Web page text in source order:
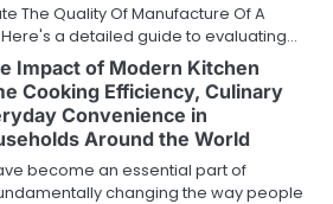
The Quality Of Manufacture Of A
a detailed guide to evaluating…
Impact of Modern Kitchen
Cooking Efficiency, Culinary
Convenience in
Around the World
become an essential part of
changing the way people